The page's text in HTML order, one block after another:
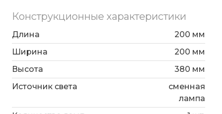
Конструкционные характеристики
Длина
200 мм
Ширина
200 мм
Высота
380 мм
Источник света
сменная
лампа